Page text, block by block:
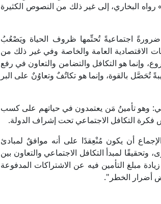
البخاري، إلى غير ذلك من النصوص الكثيرة
ضرورةً اجتماعيةً تُحتِّمها ظروف الحياة ويَصْعُبُ
الاقتصادية العامة والخاصة وفي غير ذلك من
وإنما هو التكافل والتضامن والتعاون في رفع
تُحَصَّل بالقوة، وإنما هو تكاتُفٌ وتعاوُنٌ على البر
وهو تأمينُ مَن يعتمدون في حياتهم على كسب
فكرة التكافل الاجتماعي تحت إشراف الدولة.
أن يكون مُنْعِقدًا على أنه موافقٌ لمبادئ
وتحقيقًا لمبدأ التكافل الاجتماعي والتعاون بين
مبلغ التأمين فيه عن الاشتراكات المدفوعة
أضرار الخطر".